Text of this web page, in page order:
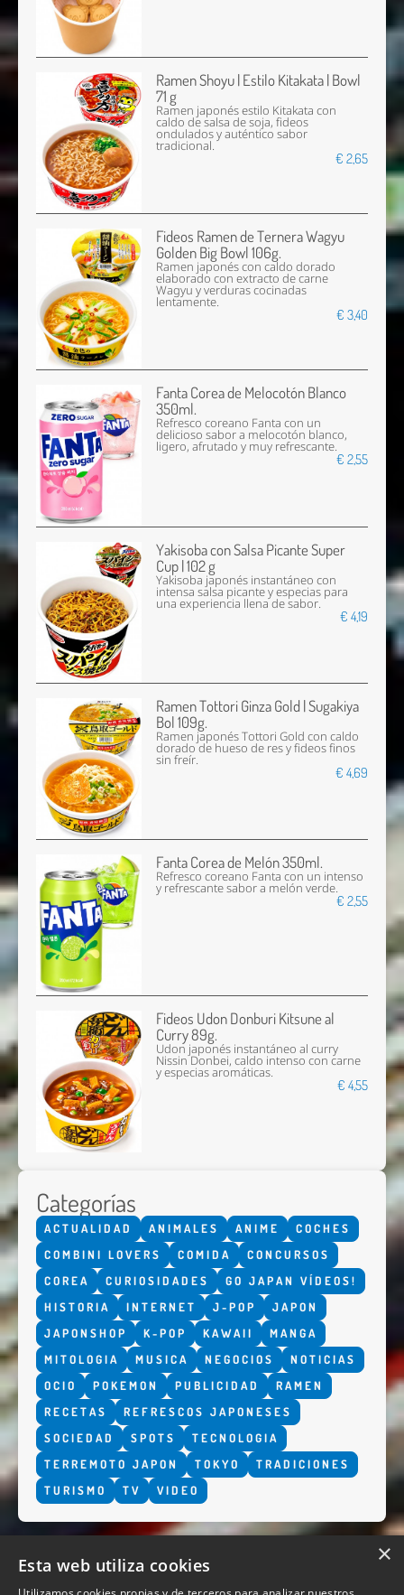
Ramen Shoyu | Estilo Kitakata | Bowl
71 g
Ramen japonés estilo Kitakata con
caldo de salsa de soja, fideos
ondulados y auténtico sabor
tradicional.
€ 2,65
Fideos Ramen de Ternera Wagyu
Golden Big Bowl 106g.
Ramen japonés con caldo dorado
elaborado con extracto de carne
Wagyu y verduras cocinadas
lentamente.
€ 3,40
Fanta Corea de Melocotón Blanco
350ml.
Refresco coreano Fanta con un
delicioso sabor a melocotón blanco,
ligero, afrutado y muy refrescante.
€ 2,55
Yakisoba con Salsa Picante Super
Cup | 102 g
Yakisoba japonés instantáneo con
intensa salsa picante y especias para
una experiencia llena de sabor.
€ 4,19
Ramen Tottori Ginza Gold | Sugakiya
Bol 109g.
Ramen japonés Tottori Gold con caldo
dorado de hueso de res y fideos finos
sin freír.
€ 4,69
Fanta Corea de Melón 350ml.
Refresco coreano Fanta con un intenso
y refrescante sabor a melón verde.
€ 2,55
Fideos Udon Donburi Kitsune al
Curry 89g.
Udon japonés instantáneo al curry
Nissin Donbei, caldo intenso con carne
y especias aromáticas.
€ 4,55
Categorías
ACTUALIDAD ANIMALES ANIME
COCHES
COMBINI LOVERS
COMIDA
CONCURSOS
COREA
CURIOSIDADES
GO JAPAN VÍDEOS!
HISTORIA
INTERNET J-POP
JAPON
JAPONSHOP
K-POP KAWAII
MANGA
MITOLOGIA
MUSICA NEGOCIOS
NOTICIAS
OCIO
POKEMON PUBLICIDAD
RAMEN
RECETAS
REFRESCOS JAPONESES
SOCIEDAD
SPOTS
TECNOLOGIA
TERREMOTO JAPON
TOKYO
TRADICIONES
TURISMO
TV VIDEO
×
Esta web utiliza cookies